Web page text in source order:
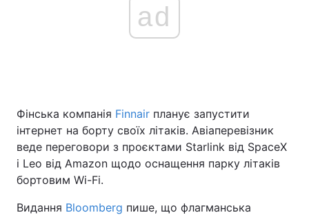
ad
Фінська компанія Finnair планує запустити
інтернет на борту своїх літаків. Авіаперевізник
веде переговори з проєктами Starlink від SpaceX
і Leo від Amazon щодо оснащення парку літаків
бортовим Wi-Fi.
Видання Bloomberg пише, що флагманська